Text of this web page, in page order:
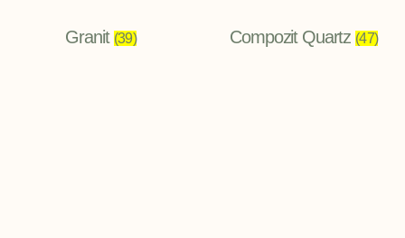
Granit (39) Compozit Quartz(47)